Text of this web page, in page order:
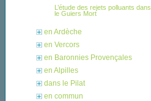
L’étude des rejets polluants dans
le Guiers Mort
en Ardèche
en Vercors
en Baronnies Provençales
en Alpilles
dans le Pilat
en commun